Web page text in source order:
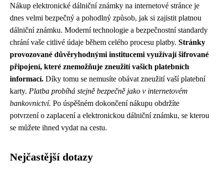
Nákup elektronické dálniční známky na internetové stránce je
dnes velmi bezpečný a pohodlný způsob, jak si zajistit platnou
dálniční známku. Moderní technologie a bezpečnostní standardy
chrání vaše citlivé údaje během celého procesu platby. Stránky
provozované důvěryhodnými institucemi využívají šifrované
připojení, které znemožňuje zneužití vašich platebních
informací. Díky tomu se nemusíte obávat zneužití vaší platební
karty. Platba probíhá stejně bezpečně jako v internetovém
bankovnictví. Po úspěšném dokončení nákupu obdržíte
potvrzení o zaplacení a elektronickou dálniční známku, se kterou
se můžete ihned vydat na cestu.
Nejčastější dotazy